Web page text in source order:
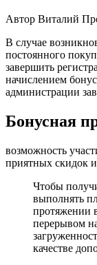
Автор Виталий
В случае
постоянного
завершить
начислением
администрации
Бонусная
возможность
приятных скидок
Чтобы
выполнять
протяжении
перерывом
качестве